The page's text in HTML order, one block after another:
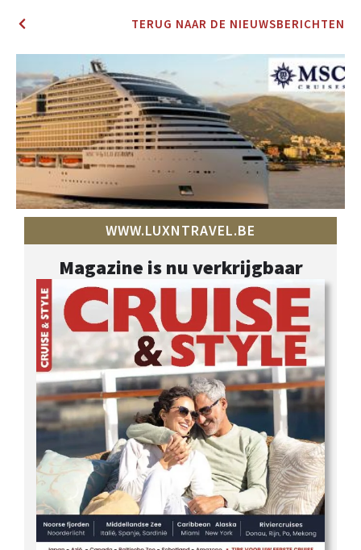
TERUG NAAR DE NIEUWSBERICHTEN
WWW.LUXNTRAVEL.BE
Magazine is nu verkrijgbaar